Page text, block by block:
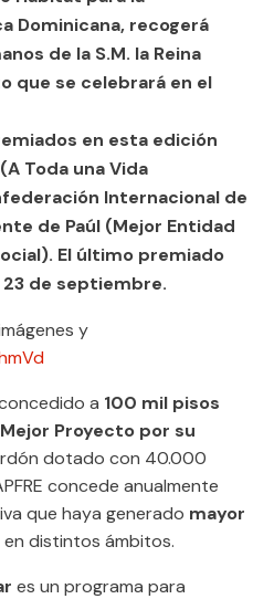
Dominicana, recogerá
de la S.M. la Reina
que se celebrará en el
en esta edición
Toda una Vida
Internacional de
de Paúl (Mejor Entidad
El último premiado
de septiembre.
y
a 100 mil pisos
Proyecto por su
dotado con 40.000
concede anualmente
que haya generado mayor
distintos ámbitos.
es un programa para